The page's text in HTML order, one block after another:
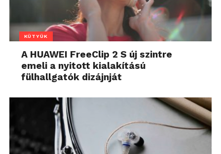
KÜTYÜK
A HUAWEI FreeClip 2 S új szintre
emeli a nyitott kialakítású
fülhallgatók dizájnját